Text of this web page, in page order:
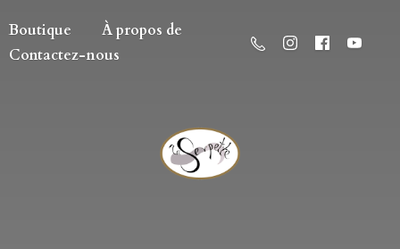
Boutique
À propos de
Contactez-nous